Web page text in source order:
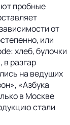
пробные
от
или
хлеб, булочки
разгар
на ведущих
«Азбука
в Москве
стали